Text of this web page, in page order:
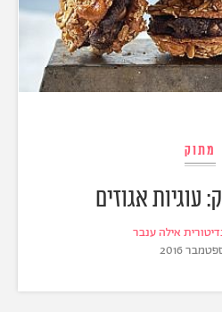
מתוק
עוגיות אגוזים
אילה ענבר